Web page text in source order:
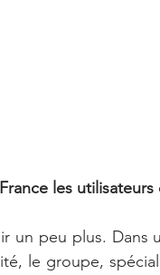
les
un peu plus.
le groupe,